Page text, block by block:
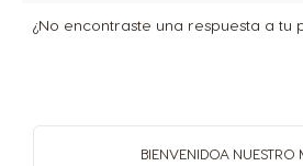
¿No encontraste una respuesta a tu
BIENVENIDOA NUESTRO